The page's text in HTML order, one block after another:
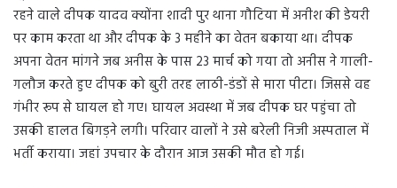
रहने वाले दीपक यादव क्योंना शादी पुर थाना गौटिया में अनीश की डेयरी
पर काम करता था और दीपक के 3 महीने का वेतन बकाया था। दीपक
अपना वेतन मांगने जब अनीस के पास 23 मार्च को गया तो अनीस ने गाली-
गलौज करते हुए दीपक को बुरी तरह लाठी-डंडों से मारा पीटा। जिससे वह
गंभीर रूप से घायल हो गए। घायल अवस्था में जब दीपक घर पहुंचा तो
उसकी हालत बिगड़ने लगी। परिवार वालों ने उसे बरेली निजी अस्पताल में
भर्ती कराया। जहां उपचार के दौरान आज उसकी मौत हो गई।